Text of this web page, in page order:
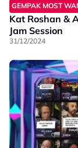
GEMPAK MOST
Kat Roshan &
Jam Session
31/12/2024